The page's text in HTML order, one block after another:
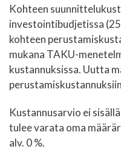
Kohteen
investointibudjetissa
kohteen
mukana TAKU-
kustannuksissa. Uutta
Kustannusarvio ei
tulee varata oma
alv. 0 %.